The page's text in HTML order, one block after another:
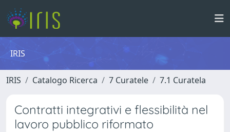
IRIS
IRIS Catalogo Ricerca 7 Curatele 7.1 Curatela
Contratti integrativi e flessibilità nel
lavoro pubblico riformato